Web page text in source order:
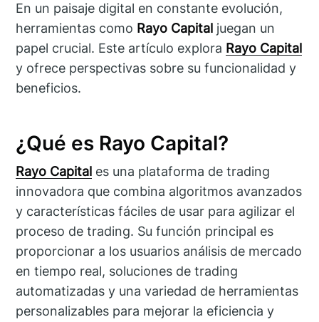
En un paisaje digital en constante evolución,
herramientas como Rayo Capital juegan un
papel crucial. Este artículo explora Rayo Capital
y ofrece perspectivas sobre su funcionalidad y
beneficios.
¿Qué es Rayo Capital?
Rayo Capital es una plataforma de trading
innovadora que combina algoritmos avanzados
y características fáciles de usar para agilizar el
proceso de trading. Su función principal es
proporcionar a los usuarios análisis de mercado
en tiempo real, soluciones de trading
automatizadas y una variedad de herramientas
personalizables para mejorar la eficiencia y